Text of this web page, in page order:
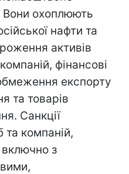
Вони охоплюють
нафти та
активів
фінансові
експорту
та товарів
Санкції
та компаній,
включно з